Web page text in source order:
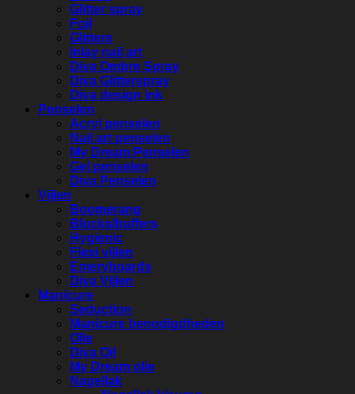
Glitter spray
Foil
Glitters
Inlay nail art
Diva Ombre Spray
Diva Glitterspray
Diva design ink
Penselen
Acryl penselen
Nail art penselen
My Dream Penselen
Gel penselen
Diva Penselen
Vijlen
Boomerang
Blocks/buffers
Hygienic
Flexi vijlen
Emeryboards
Diva Vijlen
Manicure
Seduction
Manicure benodigdheden
Olie
Diva Oil
My Dream olie
Nagellak